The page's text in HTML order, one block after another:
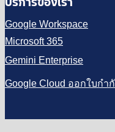
Google Workspace
Microsoft 365
Gemini Enterprise
Google Cloud ออกใบกำ